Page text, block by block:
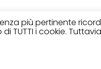
più pertinente
TUTTI i cookie.